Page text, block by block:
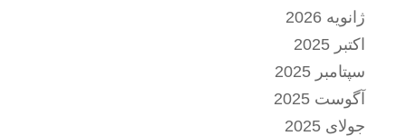
ژانویه 2026
اکتبر 2025
سپتامبر 2025
آگوست 2025
جولای 2025